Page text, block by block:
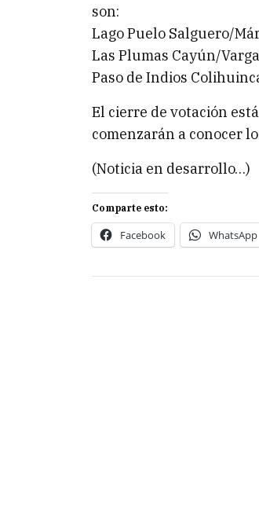
son:
Lago Puelo Salguero/
Las Plumas Cayún/
Paso de Indios
El cierre de votación
comenzarán a conocer
(Noticia en desarrollo…)
Comparte esto:
Facebook WhatsApp